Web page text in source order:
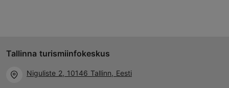
Tallinna turismiinfokeskus
Niguliste 2, 10146 Tallinn, Eesti